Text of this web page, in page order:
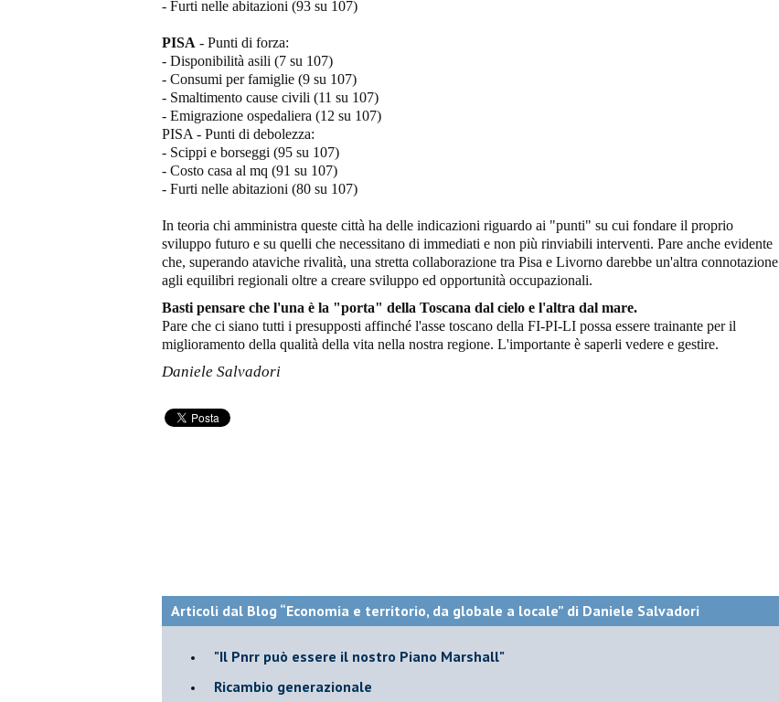
- Furti nelle abitazioni (93 su 107)
PISA - Punti di forza:
- Disponibilità asili (7 su 107)
- Consumi per famiglie (9 su 107)
- Smaltimento cause civili (11 su 107)
- Emigrazione ospedaliera (12 su 107)
PISA - Punti di debolezza:
- Scippi e borseggi (95 su 107)
- Costo casa al mq (91 su 107)
- Furti nelle abitazioni (80 su 107)
In teoria chi amministra queste città ha delle indicazioni riguardo ai "punti" su cui fondare il proprio
sviluppo futuro e su quelli che necessitano di immediati e non più rinviabili interventi. Pare anche evidente
che, superando ataviche rivalità, una stretta collaborazione tra Pisa e Livorno darebbe un'altra connotazione
agli equilibri regionali oltre a creare sviluppo ed opportunità occupazionali.
Basti pensare che l'una è la "porta" della Toscana dal cielo e l'altra dal mare.
Pare che ci siano tutti i presupposti affinché l'asse toscano della FI-PI-LI possa essere trainante per il
miglioramento della qualità della vita nella nostra regione. L'importante è saperli vedere e gestire.
Daniele Salvadori
Articoli dal Blog “Economia e territorio, da globale a locale” di Daniele Salvadori
"Il Pnrr può essere il nostro Piano Marshall"
Ricambio generazionale